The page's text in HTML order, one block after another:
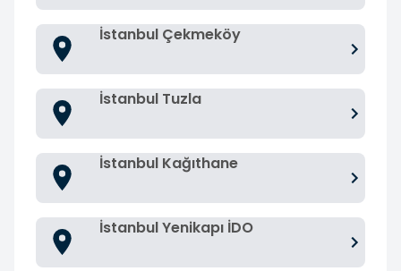
İstanbul Çekmeköy
İstanbul Tuzla
İstanbul Kağıthane
İstanbul Yenikapı İDO